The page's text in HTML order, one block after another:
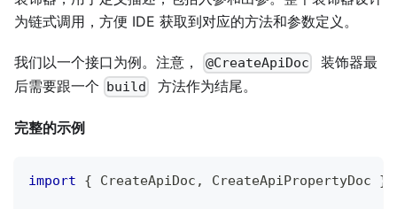
为链式调用，方便 IDE 获取到对应的方法和参数定义。
我们以一个接口为例。注意， @CreateApiDoc
装饰器最
后需要跟一个 build 方法作为结尾。
完整的示例
import { CreateApiDoc , CreateApiPropertyDoc }